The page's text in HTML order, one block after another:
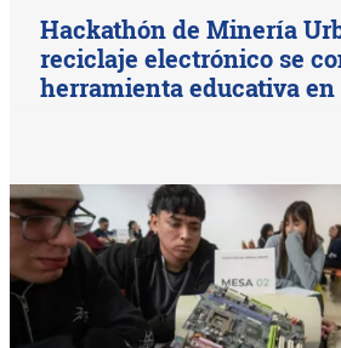
Hackathón de Minería
reciclaje electrónico se
herramienta educativa en